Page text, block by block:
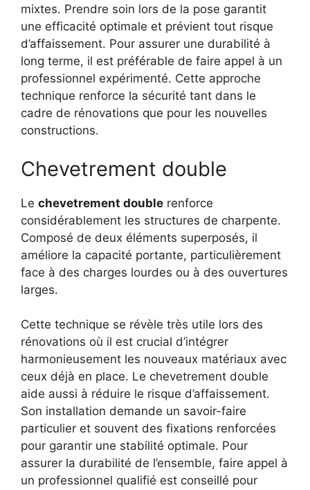
mixtes. Prendre soin lors de la pose garantit
une efficacité optimale et prévient tout risque
d’affaissement. Pour assurer une durabilité à
long terme, il est préférable de faire appel à un
professionnel expérimenté. Cette approche
technique renforce la sécurité tant dans le
cadre de rénovations que pour les nouvelles
constructions.
Chevetrement double
Le chevetrement double renforce
considérablement les structures de charpente.
Composé de deux éléments superposés, il
améliore la capacité portante, particulièrement
face à des charges lourdes ou à des ouvertures
larges.
Cette technique se révèle très utile lors des
rénovations où il est crucial d’intégrer
harmonieusement les nouveaux matériaux avec
ceux déjà en place. Le chevetrement double
aide aussi à réduire le risque d’affaissement.
Son installation demande un savoir-faire
particulier et souvent des fixations renforcées
pour garantir une stabilité optimale. Pour
assurer la durabilité de l’ensemble, faire appel à
un professionnel qualifié est conseillé pour